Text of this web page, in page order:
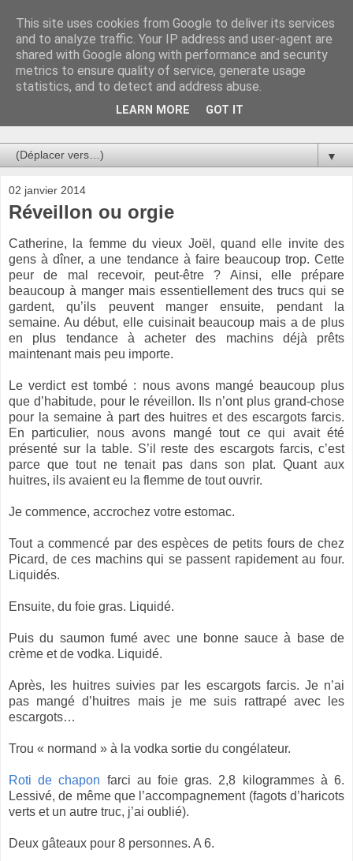
Au bistro !
La connerie étant le seul chemin susceptible de nous faire
entrevoir une parcelle de vérité, utilisons la par des moyens
de communication efficaces. Le temps qu'on remplisse nos
▼
02 janvier 2014
Réveillon ou orgie
Catherine, la femme du vieux Joël, quand elle invite des
gens à dîner, a une tendance à faire beaucoup trop. Cette
peur de mal recevoir, peut-être ? Ainsi, elle prépare
beaucoup à manger mais essentiellement des trucs qui se
gardent, qu’ils peuvent manger ensuite, pendant la
semaine. Au début, elle cuisinait beaucoup mais a de plus
en plus tendance à acheter des machins déjà prêts
maintenant mais peu importe.
Le verdict est tombé : nous avons mangé beaucoup plus
que d’habitude, pour le réveillon. Ils n’ont plus grand-chose
pour la semaine à part des huitres et des escargots farcis.
En particulier, nous avons mangé tout ce qui avait été
présenté sur la table. S’il reste des escargots farcis, c’est
parce que tout ne tenait pas dans son plat. Quant aux
huitres, ils avaient eu la flemme de tout ouvrir.
Je commence, accrochez votre estomac.
Tout a commencé par des espèces de petits fours de chez
Picard, de ces machins qui se passent rapidement au four.
Liquidés.
Ensuite, du foie gras. Liquidé.
Puis du saumon fumé avec une bonne sauce à base de
crème et de vodka. Liquidé.
Après, les huitres suivies par les escargots farcis. Je n’ai
pas mangé d’huitres mais je me suis rattrapé avec les
escargots…
Trou « normand » à la vodka sortie du congélateur.
Roti de chapon farci au foie gras. 2,8 kilogrammes à 6.
Lessivé, de même que l’accompagnement (fagots d’haricots
verts et un autre truc, j’ai oublié).
Deux gâteaux pour 8 personnes. A 6.
This site uses cookies from Google to deliver its services
and to analyze traffic. Your IP address and user-agent are
shared with Google along with performance and security
metrics to ensure quality of service, generate usage
statistics, and to detect and address abuse.
LEARN MORE GOT IT